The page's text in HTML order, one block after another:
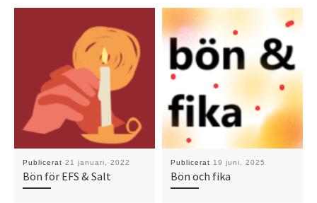
Publicerat 21 januari, 2022
Bön för EFS & Salt
Publicerat 19 juni, 2025
Bön och fika